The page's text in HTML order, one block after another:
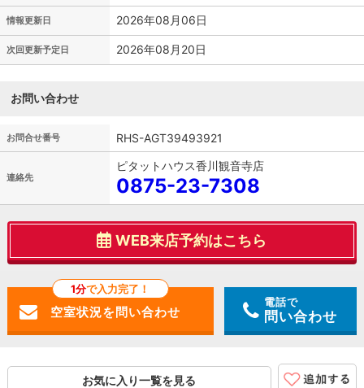
情報更新日 2026年08月06日
次回更新予定日 2026年08月20日
お問い合わせ
お問合せ番号 RHS-AGT39493921
連絡先
ピタットハウス香川観音寺店
0875-23-7308
WEB来店予約はこちら
1分で入力完了！
電話で
問い合わせ
お気に入り一覧を見る